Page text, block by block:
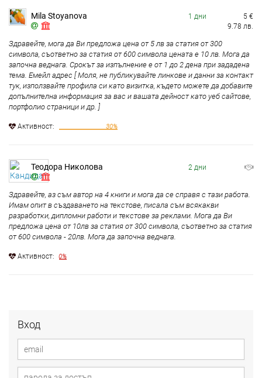
Вход
Mila Stoyanova
Здравейте, мога да Ви предложа цена от 5 лв за статия от 300
символа, съответно за статия от 600 символа цената е 10 лв. Мога да
започна веднага. Срокът за изпълнение е от 1 до 2 дена при зададена
тема. Емейл адрес [ Моля, не публикувайте линкове и данни за контакт
тук, използвайте профила си като визитка, където можете да добавите
допълнителна информация за вас и вашата дейност като уеб сайтове,
портфолио страници и др. ]
Aктивност: 30%
1 дни 5 €
9.78 лв.
Теодора Николова
Здравейте, аз съм автор на 4 книги и мога да се справя с тази работа.
Имам опит в създаването на текстове, писала съм всякакви
разработки, дипломни работи и текстове за реклами. Мога да Ви
предложа цена от 10лв за статия от 300 символа, съответно за статия
от 600 символа - 20лв. Мога да започна веднага.
Aктивност: 0%
2 дни